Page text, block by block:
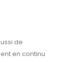
de
en continu